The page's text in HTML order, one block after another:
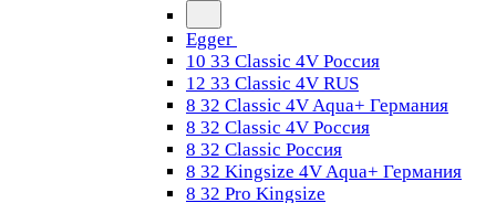
Egger
10 33 Classic 4V Россия
12 33 Classic 4V RUS
8 32 Classic 4V Aqua+ Германия
8 32 Classic 4V Россия
8 32 Classic Россия
8 32 Kingsize 4V Aqua+ Германия
8 32 Pro Kingsize